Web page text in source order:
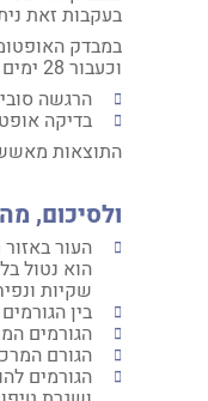
בעקבות זאת
וכעבור 28 ימים בשני אופנים:
הרגשה
בדיקה
התוצאות
ולסיכום,
העור
הוא נטול
שקיות
בין
הגורמים
הגורם
הגורמים